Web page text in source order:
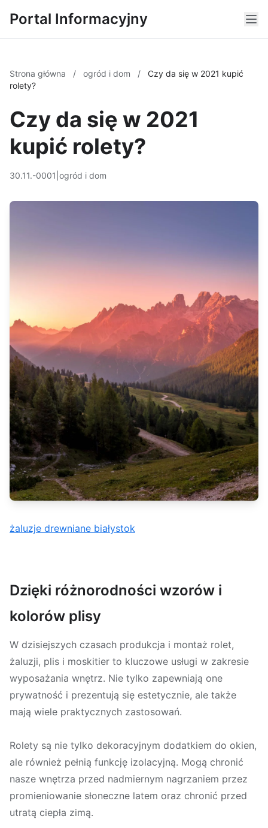
Portal Informacyjny
Strona główna / ogród i dom /
Czy da się w 2021 kupić
rolety?
Czy da się w 2021
kupić rolety?
30.11.-0001 ogród i dom
żaluzje drewniane białystok
Dzięki różnorodności wzorów i
kolorów plisy
W dzisiejszych czasach produkcja i montaż rolet,
żaluzji, plis i moskitier to kluczowe usługi w zakresie
wyposażania wnętrz. Nie tylko zapewniają one
prywatność i prezentują się estetycznie, ale także
mają wiele praktycznych zastosowań.
Rolety są nie tylko dekoracyjnym dodatkiem do okien,
ale również pełnią funkcję izolacyjną. Mogą chronić
nasze wnętrza przed nadmiernym nagrzaniem przez
promieniowanie słoneczne latem oraz chronić przed
utratą ciepła zimą.